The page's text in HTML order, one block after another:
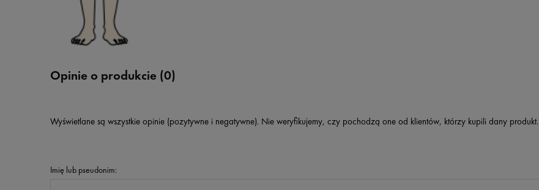
Opinie o produkcie (0)
Wyświetlane są wszystkie opinie (pozytywne i negatywne). Nie weryfikujemy, czy pochodzą one od klientów, którzy kupili dany produkt.
Imię lub pseudonim: